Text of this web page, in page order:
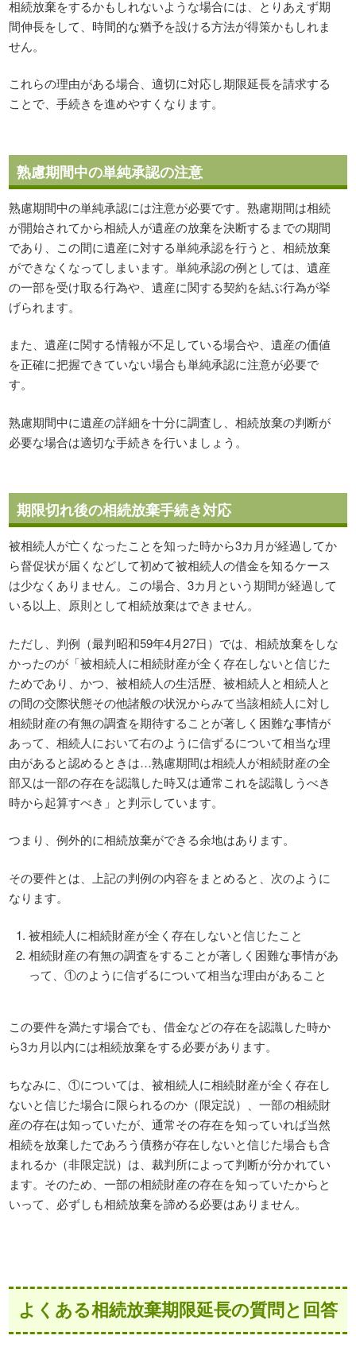
相続放棄をするかもしれないような場合には、とりあえず期
間伸長をして、時間的な猶予を設ける方法が得策かもしれま
せん。
これらの理由がある場合、適切に対応し期限延長を請求する
ことで、手続きを進めやすくなります。
熟慮期間中の単純承認の注意
熟慮期間中の単純承認には注意が必要です。熟慮期間は相続
が開始されてから相続人が遺産の放棄を決断するまでの期間
であり、この間に遺産に対する単純承認を行うと、相続放棄
ができなくなってしまいます。単純承認の例としては、遺産
の一部を受け取る行為や、遺産に関する契約を結ぶ行為が挙
げられます。
また、遺産に関する情報が不足している場合や、遺産の価値
を正確に把握できていない場合も単純承認に注意が必要で
す。
熟慮期間中に遺産の詳細を十分に調査し、相続放棄の判断が
必要な場合は適切な手続きを行いましょう。
期限切れ後の相続放棄手続き対応
被相続人が亡くなったことを知った時から3カ月が経過してか
ら督促状が届くなどして初めて被相続人の借金を知るケース
は少なくありません。この場合、3カ月という期間が経過して
いる以上、原則として相続放棄はできません。
ただし、判例（最判昭和59年4月27日）では、相続放棄をしな
かったのが「被相続人に相続財産が全く存在しないと信じた
ためであり、かつ、被相続人の生活歴、被相続人と相続人と
の間の交際状態その他諸般の状況からみて当該相続人に対し
相続財産の有無の調査を期待することが著しく困難な事情が
あって、相続人において右のように信ずるについて相当な理
由があると認めるときは…熟慮期間は相続人が相続財産の全
部又は一部の存在を認識した時又は通常これを認識しうべき
時から起算すべき」と判示しています。
つまり、例外的に相続放棄ができる余地はあります。
その要件とは、上記の判例の内容をまとめると、次のように
なります。
被相続人に相続財産が全く存在しないと信じたこと
相続財産の有無の調査をすることが著しく困難な事情があ
って、①のように信ずるについて相当な理由があること
この要件を満たす場合でも、借金などの存在を認識した時か
ら3カ月以内には相続放棄をする必要があります。
ちなみに、①については、被相続人に相続財産が全く存在し
ないと信じた場合に限られるのか（限定説）、一部の相続財
産の存在は知っていたが、通常その存在を知っていれば当然
相続を放棄したであろう債務が存在しないと信じた場合も含
まれるか（非限定説）は、裁判所によって判断が分かれてい
ます。そのため、一部の相続財産の存在を知っていたからと
いって、必ずしも相続放棄を諦める必要はありません。
よくある相続放棄期限延長の質問と回答